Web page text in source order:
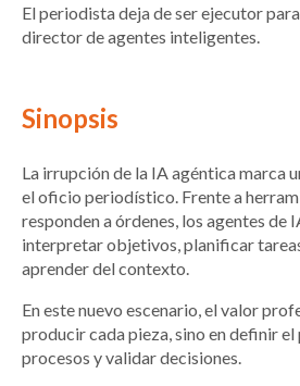
El periodista deja de ser ejecutor
director de agentes inteligentes.
Sinopsis
La irrupción de la IA agéntica marca
el oficio periodístico. Frente a
responden a órdenes, los agentes de
interpretar objetivos, planificar
aprender del contexto.
En este nuevo escenario, el valor
producir cada pieza, sino en definir
procesos y validar decisiones.